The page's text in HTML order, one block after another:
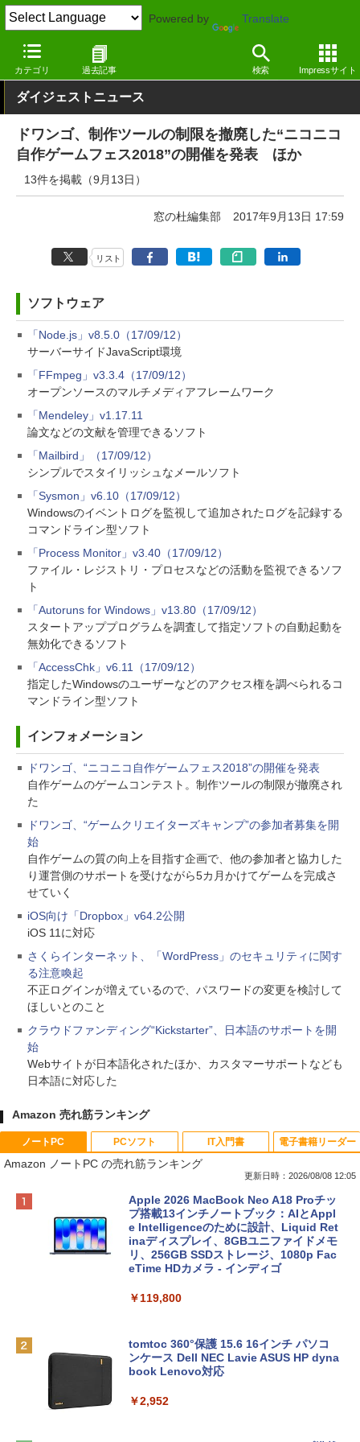
Powered by Translate
カテゴリ 過去記事 検索 Impressサイト
窓の杜 その他の話題 アップデート
ダイジェストニュース
ドワンゴ、制作ツールの制限を撤廃した“ニコニコ
自作ゲームフェス2018”の開催を発表 ほか
13件を掲載（9月13日）
窓の杜編集部 2017年9月13日 17:59
リスト
ソフトウェア
「Node.js」v8.5.0（17/09/12）
サーバーサイドJavaScript環境
「FFmpeg」v3.3.4（17/09/12）
オープンソースのマルチメディアフレームワーク
「Mendeley」v1.17.11
論文などの文献を管理できるソフト
「Mailbird」（17/09/12）
シンプルでスタイリッシュなメールソフト
「Sysmon」v6.10（17/09/12）
Windowsのイベントログを監視して追加されたログを記録する
コマンドライン型ソフト
「Process Monitor」v3.40（17/09/12）
ファイル・レジストリ・プロセスなどの活動を監視できるソフ
ト
「Autoruns for Windows」v13.80（17/09/12）
スタートアッププログラムを調査して指定ソフトの自動起動を
無効化できるソフト
「AccessChk」v6.11（17/09/12）
指定したWindowsのユーザーなどのアクセス権を調べられるコ
マンドライン型ソフト
インフォメーション
ドワンゴ、“ニコニコ自作ゲームフェス2018”の開催を発表
自作ゲームのゲームコンテスト。制作ツールの制限が撤廃され
た
ドワンゴ、“ゲームクリエイターズキャンプ”の参加者募集を開
始
自作ゲームの質の向上を目指す企画で、他の参加者と協力した
り運営側のサポートを受けながら5カ月かけてゲームを完成さ
せていく
iOS向け「Dropbox」v64.2公開
iOS 11に対応
さくらインターネット、「WordPress」のセキュリティに関す
る注意喚起
不正ログインが増えているので、パスワードの変更を検討して
ほしいとのこと
クラウドファンディング“Kickstarter”、日本語のサポートを開
始
Webサイトが日本語化されたほか、カスタマーサポートなども
日本語に対応した
Amazon 売れ筋ランキング
ノートPC
Amazon ノートPC の売れ筋ランキング
更新日時：2026/08/08 12:05
Apple 2026 MacBook Neo A18 Proチッ
プ搭載13インチノートブック：AIとAppl
e Intelligenceのために設計、Liquid Ret
inaディスプレイ、8GBユニファイドメモ
リ、256GB SSDストレージ、1080p Fac
eTime HDカメラ - インディゴ
￥119,800
tomtoc 360°保護 15.6 16インチ パソコ
ンケース Dell NEC Lavie ASUS HP dyna
book Lenovo対応
￥2,952
PCソフト IT入門書 電子書籍リーダー